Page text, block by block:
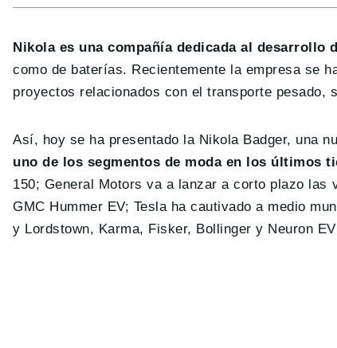
Nikola es una compañía dedicada al desarrollo
como de baterías. Recientemente la empresa se
proyectos relacionados con el transporte pesado,
Así, hoy se ha presentado la Nikola Badger, una
uno de los segmentos de moda en los últimos
150; General Motors va a lanzar a corto plazo
GMC Hummer EV; Tesla ha cautivado a medio
y Lordstown, Karma, Fisker, Bollinger y Neuron